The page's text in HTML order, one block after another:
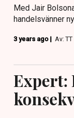
Med Jair
handelsvänner
3 years ago | Av: TT
Expert: